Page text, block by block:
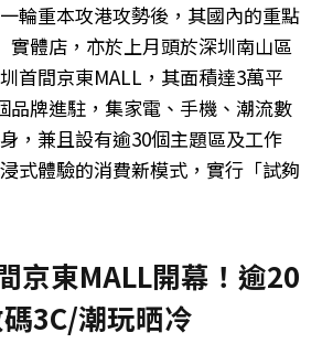
輪重本攻港攻勢後，其國內的重點
實體店，亦於上月頭於深圳南山區
首間京東MALL，其面積達3萬平
品牌進駐，集家電、手機、潮流數
，兼且設有逾30個主題區及工作
式體驗的消費新模式，實行「試夠
京東MALL開幕！逾20
3C/潮玩晒冷